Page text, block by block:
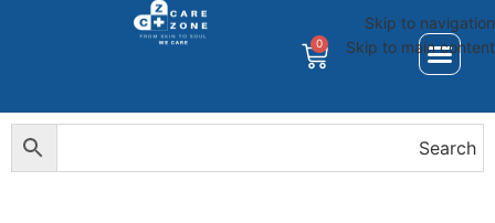
Skip to navigation
Skip to main content
0